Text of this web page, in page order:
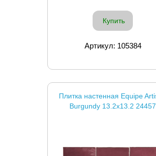
Купить
Артикул: 105384
Плитка настенная Equipe
Burgundy 13.2x13.2 24457